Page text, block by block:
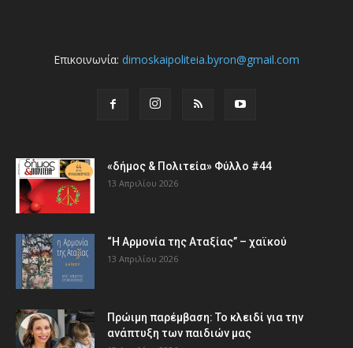
Επικοινωνία: dimoskaipoliteia.byron@gmail.com
«δήμος & Πολιτεία» Φύλλο #44
13 Απριλίου 2026
“Η Αρμονία της Αταξίας” – χαϊκού
13 Απριλίου 2026
Πρώιμη παρέμβαση: Το κλειδί για την
ανάπτυξη των παιδιών µας